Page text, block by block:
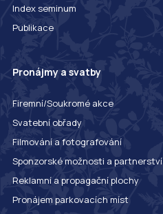
Index seminum
Publikace
Pronájmy a svatby
Firemní/Soukromé akce
Svatební obřady
Filmování a fotografování
Sponzorské možnosti a partnerství
Reklamní a propagační plochy
Pronájem parkovacích míst